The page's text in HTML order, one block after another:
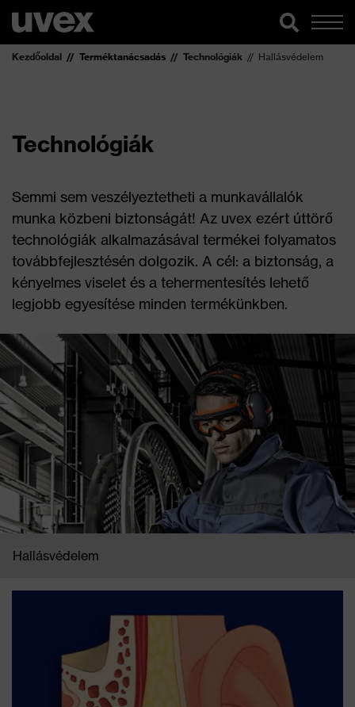
Kezdőoldal Terméktanácsadás Technológiák Hallásvédelem
Technológiák
Semmi sem veszélyeztetheti a munkavállalók
munka közbeni biztonságát! Az uvex ezért úttörő
technológiák alkalmazásával termékei folyamatos
továbbfejlesztésén dolgozik. A cél: a biztonság, a
kényelmes viselet és a tehermentesítés lehető
legjobb egyesítése minden termékünkben.
Hallásvédelem